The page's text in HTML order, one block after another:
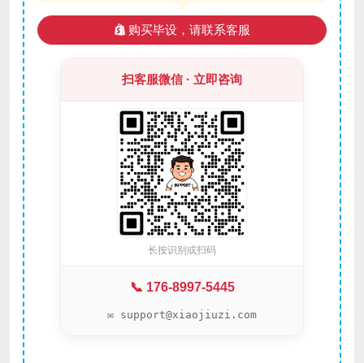
购买毕设，请联系客服
扫客服微信 · 立即咨询
长按识别或扫码
📞 176-8997-5445
✉️ support@xiaojiuzi.com